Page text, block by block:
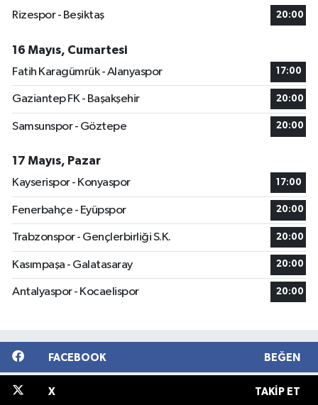
Rizespor - Beşiktaş
20:00
16 Mayıs, Cumartesi
Fatih Karagümrük - Alanyaspor
17:00
Gaziantep FK - Başakşehir 20:00
Samsunspor - Göztepe 20:00
17 Mayıs, Pazar
Kayserispor - Konyaspor
17:00
Fenerbahçe - Eyüpspor 20:00
Trabzonspor - Gençlerbirliği S.K. 20:00
Kasımpaşa - Galatasaray 20:00
Antalyaspor - Kocaelispor 20:00
FACEBOOK BEĞEN
X TAKIP ET